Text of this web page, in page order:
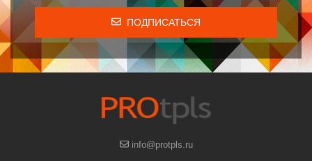
ПОДПИСАТЬСЯ
info@protpls.ru